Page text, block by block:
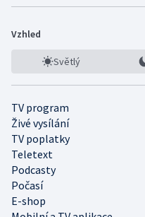
Vzhled
Světlý
TV program
Živé vysílání
TV poplatky
Teletext
Podcasty
Počasí
E-shop